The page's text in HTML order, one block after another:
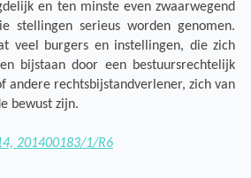
en ten minste even zwaarwegend
stellingen serieus worden genomen.
veel burgers en instellingen, die zich
bijstaan door een bestuursrechtelijk
andere rechtsbijstandverlener, zich van
bewust zijn.
201400183/1/R6